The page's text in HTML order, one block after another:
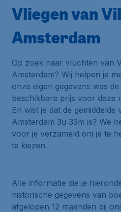
Vliegen van
Amsterdam
Op zoek naar vluchten van
Amsterdam? Wij helpen je
onze eigen gegevens was
beschikbare prijs voor deze
En wist je dat de gemiddelde
Amsterdam 3u 33m is? We
voor je verzameld om je te
te kiezen.
Alle informatie die je
historische gegevens van
afgelopen 12 maanden bij